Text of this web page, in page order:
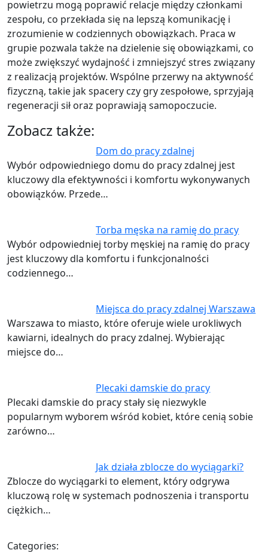
powietrzu mogą poprawić relacje między członkami
zespołu, co przekłada się na lepszą komunikację i
zrozumienie w codziennych obowiązkach. Praca w
grupie pozwala także na dzielenie się obowiązkami, co
może zwiększyć wydajność i zmniejszyć stres związany
z realizacją projektów. Wspólne przerwy na aktywność
fizyczną, takie jak spacery czy gry zespołowe, sprzyjają
regeneracji sił oraz poprawiają samopoczucie.
Zobacz także:
Dom do pracy zdalnej
Wybór odpowiedniego domu do pracy zdalnej jest
kluczowy dla efektywności i komfortu wykonywanych
obowiązków. Przede…
Torba męska na ramię do pracy
Wybór odpowiedniej torby męskiej na ramię do pracy
jest kluczowy dla komfortu i funkcjonalności
codziennego…
Miejsca do pracy zdalnej Warszawa
Warszawa to miasto, które oferuje wiele urokliwych
kawiarni, idealnych do pracy zdalnej. Wybierając
miejsce do…
Plecaki damskie do pracy
Plecaki damskie do pracy stały się niezwykle
popularnym wyborem wśród kobiet, które cenią sobie
zarówno…
Jak działa zblocze do wyciągarki?
Zblocze do wyciągarki to element, który odgrywa
kluczową rolę w systemach podnoszenia i transportu
ciężkich…
Categories: